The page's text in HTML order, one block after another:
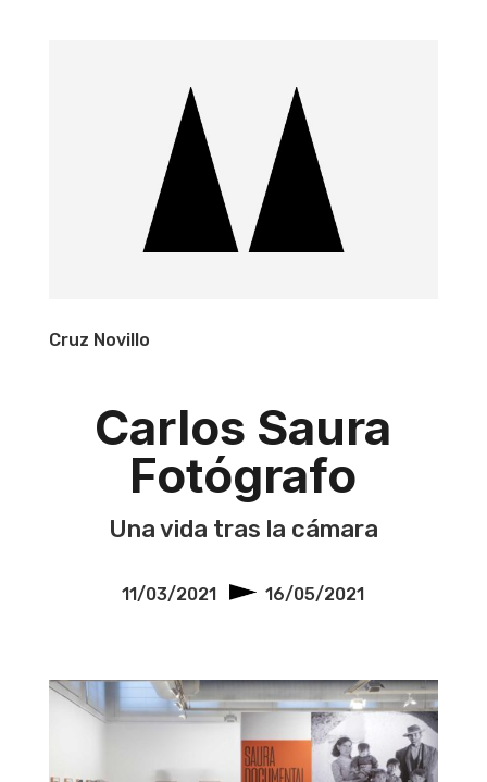
Cruz Novillo
Carlos Saura
Fotógrafo
Una vida tras la cámara
11/03/2021 16/05/2021